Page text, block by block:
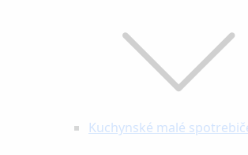
Kuchynské malé